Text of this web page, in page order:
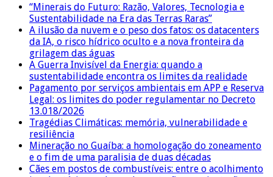
“Minerais do Futuro: Razão, Valores, Tecnologia e
Sustentabilidade na Era das Terras Raras”
A ilusão da nuvem e o peso dos fatos: os datacenters
da IA, o risco hídrico oculto e a nova fronteira da
grilagem das águas
A Guerra Invisível da Energia: quando a
sustentabilidade encontra os limites da realidade
Pagamento por serviços ambientais em APP e Reserva
Legal: os limites do poder regulamentar no Decreto
13.018/2026
Tragédias Climáticas: memória, vulnerabilidade e
resiliência
Mineração no Guaíba: a homologação do zoneamento
e o fim de uma paralisia de duas décadas
Cães em postos de combustíveis: entre o acolhimento